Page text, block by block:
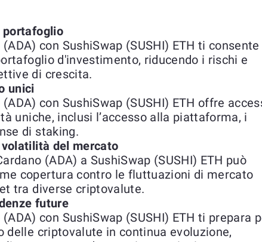
portafoglio
con SushiSwap (SUSHI) ETH ti consente
d'investimento, riducendo i rischi e
di crescita.
unici
con SushiSwap (SUSHI) ETH offre
uniche, inclusi l’accesso alla piattaforma, i
di staking.
del mercato
(ADA) a SushiSwap (SUSHI) ETH può
copertura contro le fluttuazioni di mercato
tra diverse criptovalute.
future
con SushiSwap (SUSHI) ETH ti prepara
delle criptovalute in continua evoluzione,